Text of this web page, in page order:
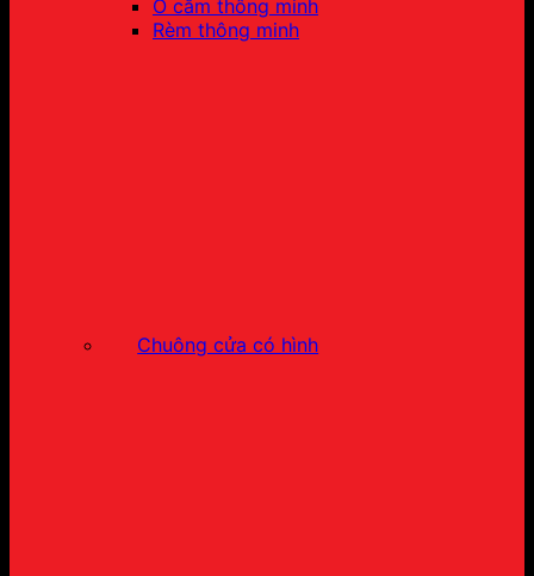
Ổ cắm thông minh
Rèm thông minh
Chuông cửa có hình